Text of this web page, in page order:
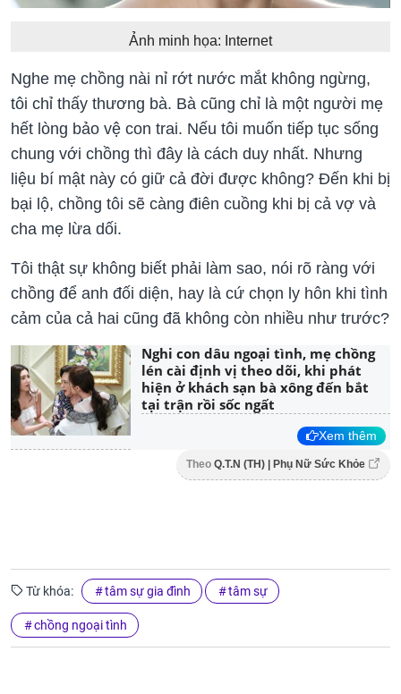
Ảnh minh họa: Internet
Nghe mẹ chồng nài nỉ rớt nước mắt không ngừng,
tôi chỉ thấy thương bà. Bà cũng chỉ là một người mẹ
hết lòng bảo vệ con trai. Nếu tôi muốn tiếp tục sống
chung với chồng thì đây là cách duy nhất. Nhưng
liệu bí mật này có giữ cả đời được không? Đến khi bị
bại lộ, chồng tôi sẽ càng điên cuồng khi bị cả vợ và
cha mẹ lừa dối.
Tôi thật sự không biết phải làm sao, nói rõ ràng với
chồng để anh đối diện, hay là cứ chọn ly hôn khi tình
cảm của cả hai cũng đã không còn nhiều như trước?
Nghi con dâu ngoại tình, mẹ chồng
lén cài định vị theo dõi, khi phát
hiện ở khách sạn bà xông đến bắt
tại trận rồi sốc ngất
Xem thêm
Theo Q.T.N (TH) | Phụ Nữ Sức Khỏe
Từ khóa: tâm sự gia đình tâm sự
chồng ngoại tình